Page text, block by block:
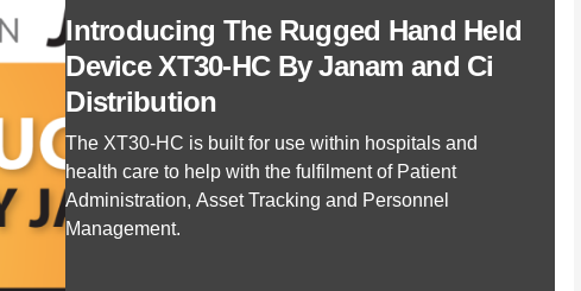
Introducing The Rugged Hand Held
Device XT30-HC By Janam and Ci
Distribution
The XT30-HC is built for use within hospitals and
health care to help with the fulfilment of Patient
Administration, Asset Tracking and Personnel
Management.